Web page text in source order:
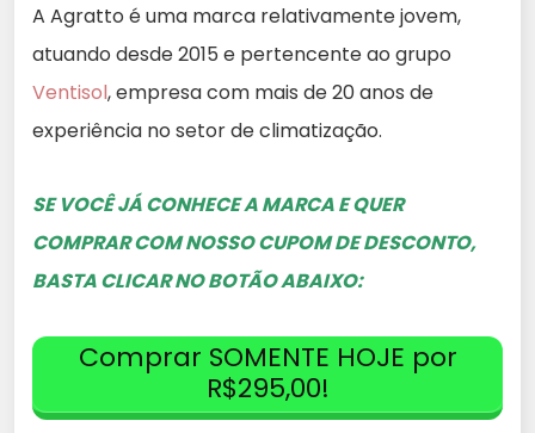
A Agratto é uma marca relativamente jovem,
atuando desde 2015 e pertencente ao grupo
Ventisol, empresa com mais de 20 anos de
experiência no setor de climatização.
SE VOCÊ JÁ CONHECE A MARCA E QUER
COMPRAR COM NOSSO CUPOM DE DESCONTO,
BASTA CLICAR NO BOTÃO ABAIXO:
Comprar SOMENTE HOJE por
R$295,00!